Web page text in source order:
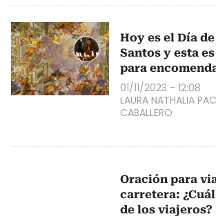
Hoy es el Día
Santos y esta
para
01/11/2023 - 12:08
LAURA NATHALIA
CABALLERO
Oración para
carretera:
de los viajeros?